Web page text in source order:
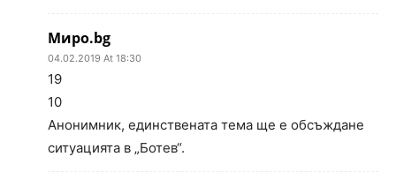
Миро.bg
04.02.2019 At 18:30
19
10
Анонимник, единствената тема ще е обсъждане
ситуацията в „Ботев“.